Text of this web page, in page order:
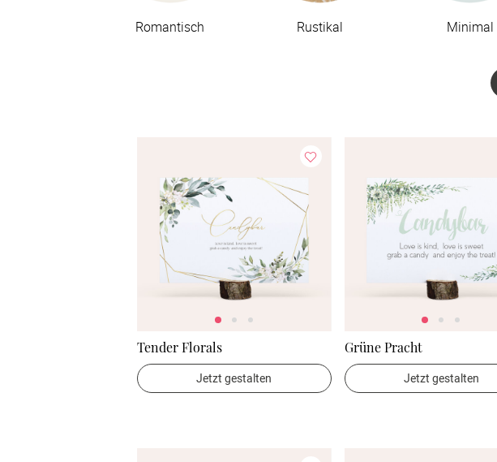
Romantisch Rustikal Minimal
Tender Florals
Jetzt gestalten
Grüne Pracht
Jetzt gestalten